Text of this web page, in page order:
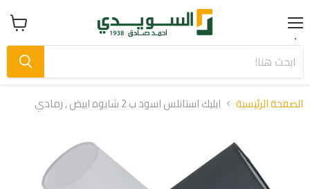
Menu عرض
سلة
الصفحة الرئيسية ابليك استانلس اسود ب 2 شابوه ابيض , رمادي